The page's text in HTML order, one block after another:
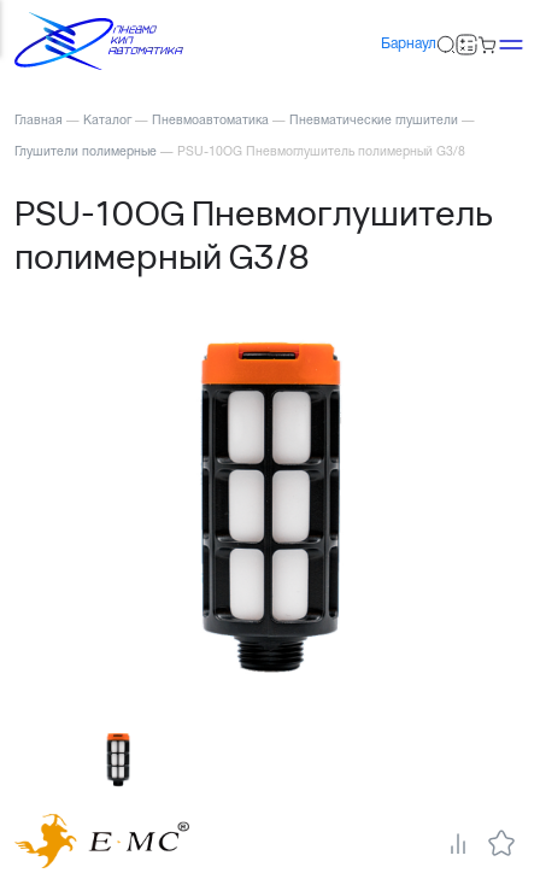
Барнаул
Главная — Каталог — Пневмоавтоматика — Пневматические глушители —
Глушители полимерные — PSU-10OG Пневмоглушитель полимерный G3/8
PSU-10OG Пневмоглушитель
полимерный G3/8